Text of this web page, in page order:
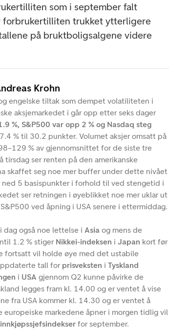
som i september falt
forbrukertilliten trukket ytterligere
på bruktboligsalgene videre
Krohn
engelske tiltak som dempet volatiliteten i
aksjemarkedet i går opp etter seks dager
%, S&P500 var opp 2 % og Nasdaq steg
% til 30.2 punkter. Volumet aksjer omsatt på
% av gjennomsnittet for de siste tre
tirsdag ser renten på den amerikanske
skaffet seg noe mer buffer under dette nivået
5 basispunkter i forhold til ved stengetid i
ser retningen i øyeblikket noe mer uklar ut
ved åpning i USA senere i ettermiddag.
dag også noe lettelse i Asia og mens de
1.2 % stiger Nikkei-indeksen i Japan kort før
fortsatt vil holde øye med det ustabile
tall for prisveksten iTyskland
i USA gjennom Q2 kunne påvirke de
legges fram kl. 14.00 og er ventet å vise
fra USA kommer kl. 14.30 og er ventet å
europeiske markedene åpner i morgen tidlig vil
for september.